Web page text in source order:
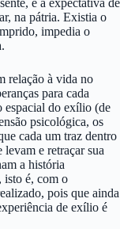
na pátria. Existia o
impedia o
relação à vida no
para cada
espacial do exílio (de
psicológica, os
cada um traz dentro
e retraçar sua
a história
isto é, com o
pois que ainda
de exílio é